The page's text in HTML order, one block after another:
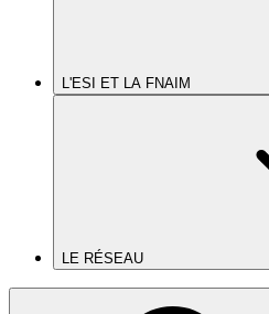
L'ESI ET LA FNAIM
LE RÉSEAU